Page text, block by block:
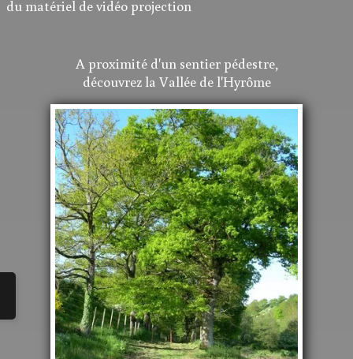
du matériel de vidéo projection
A proximité d'un sentier pédestre,
découvrez la Vallée de l'Hyrôme